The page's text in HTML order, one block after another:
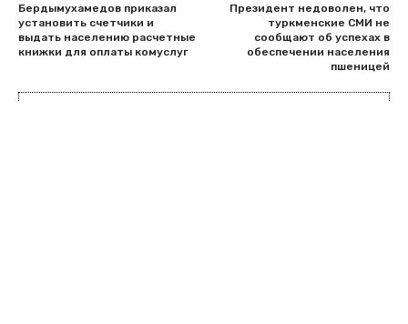
Бердымухамедов приказал
установить счетчики и
выдать населению расчетные
книжки для оплаты комуслуг
Президент недоволен, что
туркменские СМИ не
сообщают об успехах в
обеспечении населения
пшеницей